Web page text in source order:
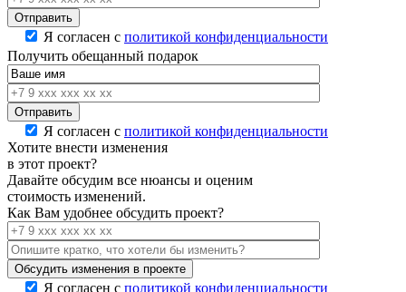
Я согласен с политикой конфиденциальности
Получить обещанный подарок
Я согласен с политикой конфиденциальности
Хотите внести изменения
в этот проект?
Давайте обсудим все нюансы и оценим
стоимость изменений.
Как Вам удобнее обсудить проект?
Я согласен с политикой конфиденциальности